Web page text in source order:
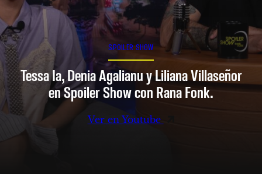
SPOILER SHOW
Tessa Ia, Denia Agalianu y Liliana Villaseñor
en Spoiler Show con Rana Fonk.
Ver en Youtube